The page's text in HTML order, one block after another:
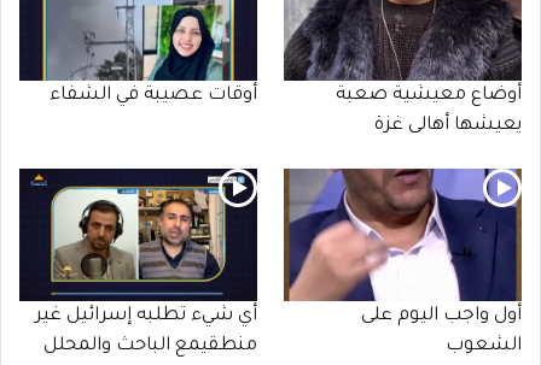
أوضاع معيشية صعبة
يعيشها أهالى غزة
أوقات عصيبة في الشفاء
أول واجب اليوم على
الشعوب
أي شيء تطلبه إسرائيل غير
منطقيمع الباحث والمحلل